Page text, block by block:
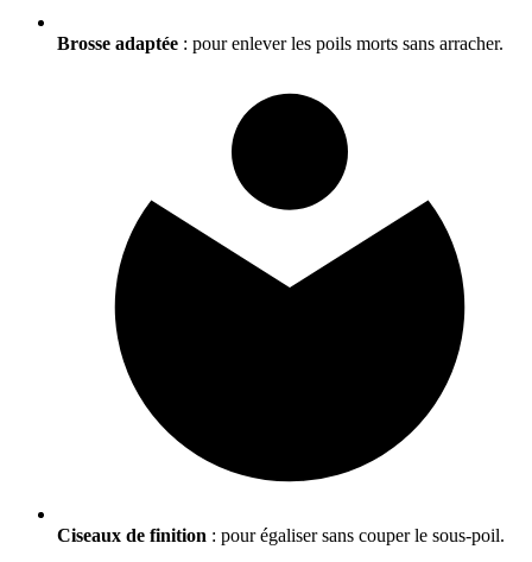
Brosse adaptée : pour enlever les poils morts sans arracher.
Ciseaux de finition : pour égaliser sans couper le sous-poil.